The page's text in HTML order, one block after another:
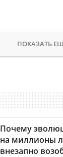
ПОКАЗАТЬ
Почему
на миллионы
внезапно